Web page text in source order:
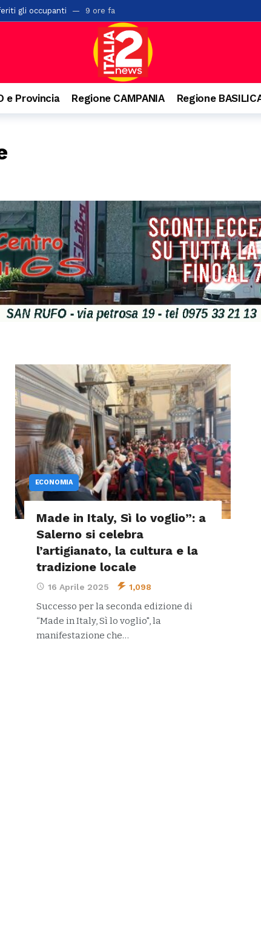
gli occupanti 9 ore fa
da un’auto lungo la Ss19 9 ore fa
la compravendita di auto usate: imprenditore nei guai
palazzo a Salerno: ipotesi di una caduta mentre voleva salire su
del Premio Terre del Bussento a Sapri 19 ore fa
Incidente anche a Battipaglia
di Aldo Moro. Successo per l’iniziativa della Banca Monte Pruno
e Provincia Regione CAMPANIA Regione
ECONOMIA
Made in Italy, Sì lo voglio”: a
Salerno si celebra
l’artigianato, la cultura e la
tradizione locale
16 Aprile 2025 1,098
Successo per la seconda edizione di
“Made in Italy, Sì lo voglio", la
manifestazione che…